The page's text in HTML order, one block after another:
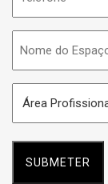
do
Espaço
Profissional
*